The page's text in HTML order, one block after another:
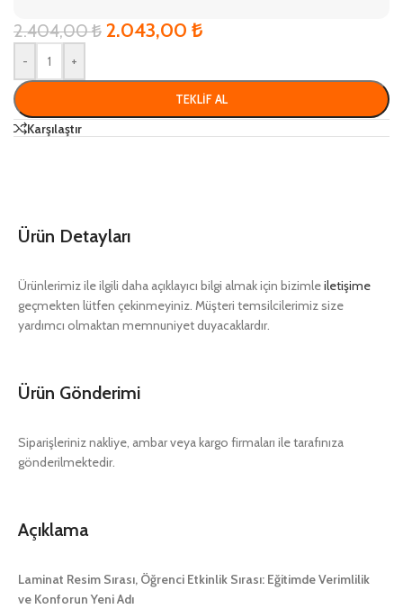
2.404,00₺ 2.043,00 ₺
- +
TEKLIF AL
Karşılaştır
Ürün Detayları
Ürünlerimiz ile ilgili daha açıklayıcı bilgi almak için bizimleiletişime
geçmekten lütfen çekinmeyiniz. Müşteri temsilcilerimiz size
yardımcı olmaktan memnuniyet duyacaklardır.
Ürün Gönderimi
Siparişleriniz nakliye, ambar veya kargo firmaları ile tarafınıza
gönderilmektedir.
Açıklama
Laminat Resim Sırası, Öğrenci Etkinlik Sırası: Eğitimde Verimlilik
ve Konforun Yeni Adı